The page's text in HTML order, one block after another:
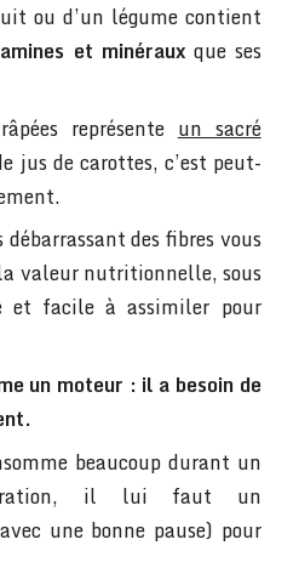
ou d’un légume contient
et minérauxque ses
représente un sacré
jus de carottes, c’est peut-
des fibres vous
valeur nutritionnelle, sous
et facile à assimiler pour
un moteur : il a besoin de
beaucoup durant un
il lui faut un
une bonne pause) pour